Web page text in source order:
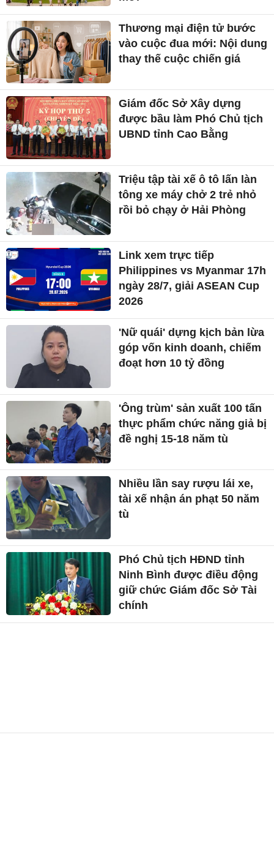
Thương mại điện tử bước
vào cuộc đua mới: Nội dung
thay thế cuộc chiến giá
Giám đốc Sở Xây dựng
được bầu làm Phó Chủ tịch
UBND tỉnh Cao Bằng
Triệu tập tài xế ô tô lấn làn
tông xe máy chở 2 trẻ nhỏ
rồi bỏ chạy ở Hải Phòng
Link xem trực tiếp
Philippines vs Myanmar 17h
ngày 28/7, giải ASEAN Cup
2026
'Nữ quái' dựng kịch bản lừa
góp vốn kinh doanh, chiếm
đoạt hơn 10 tỷ đồng
'Ông trùm' sản xuất 100 tấn
thực phẩm chức năng giả bị
đề nghị 15-18 năm tù
Nhiều lần say rượu lái xe,
tài xế nhận án phạt 50 năm
tù
Phó Chủ tịch HĐND tỉnh
Ninh Bình được điều động
giữ chức Giám đốc Sở Tài
chính